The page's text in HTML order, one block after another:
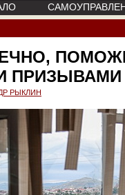
ПРИЗЫВАМИ
РЫКЛИН